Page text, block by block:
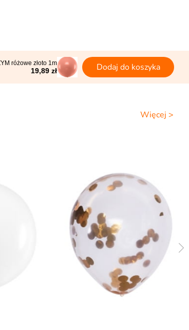
różowe złoto 1m
19,89 zł Dodaj do koszyka
Więcej >